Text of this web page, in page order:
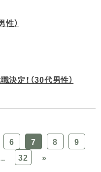
）
定！（30代男性）
6 7 8
9
32 »